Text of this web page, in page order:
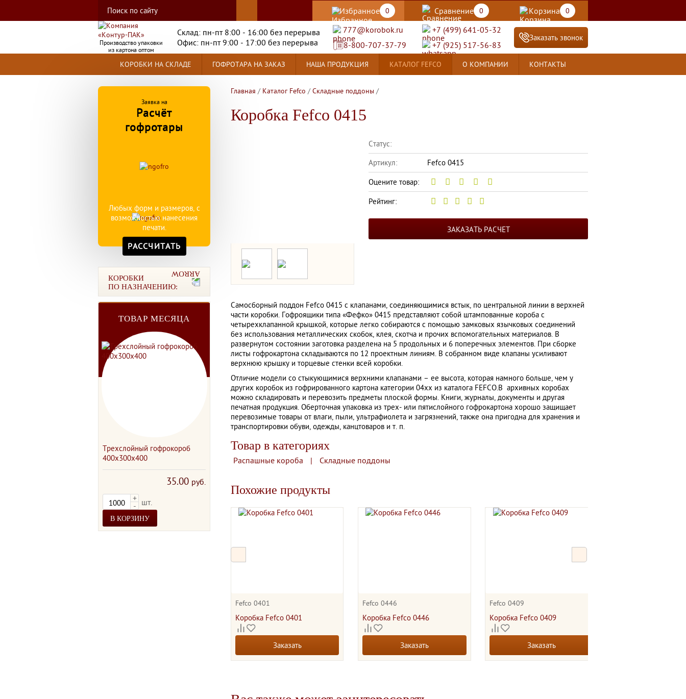
Избранное 0 Сравнение 0 Корзина 0
Производство упаковки
из картона оптом
Склад: пн-пт 8:00 - 16:00 без перерыва
Офис: пн-пт 9:00 - 17:00 без перерыва
777@korobok.ru
+7 (499) 641-05-32
8-800-707-37-79
+7 (925) 517-56-83
Заказать звонок
КОРОБКИ НА СКЛАДЕ ГОФРОТАРА НА ЗАКАЗ НАША ПРОДУКЦИЯ КАТАЛОГ FEFCO О КОМПАНИИ КОНТАКТЫ
Заявка на
Расчёт
гофротары
Любых форм и размеров, с
возможностью нанесения
печати.
РАССЧИТАТЬ
КОРОБКИ
ПО НАЗНАЧЕНИЮ:
ТОВАР МЕСЯЦА
Трехслойный гофрокороб
400х300х400
35.00 руб.
+
- шт.
В КОРЗИНУ
ТОВАР МЕСЯЦА
Четырехклапанный
гофрокороб 400*400*300 с
54.86 руб.
+
- шт.
ТОВАР МЕСЯЦА
Четырехклапанный
гофрокороб 135х113х65
-
В КОРЗИНУ
ТОВАР МЕСЯЦА
-
Главная / Каталог Fefco / Складные поддоны /
Коробка Fefco 0415
Статус:
Артикул:
Fefco 0415
Оцените товар:
Рейтинг:
ЗАКАЗАТЬ РАСЧЕТ
Самосборный поддон Fefco 0415 с клапанами, соединяющимися встык, по центральной линии в верхней
части коробки. Гофроящики типа «Фефко» 0415 представляют собой штампованные короба с
четырехклапанной крышкой, которые легко собираются с помощью замковых язычковых соединений
без использования металлических скобок, клея, скотча и прочих вспомогательных материалов. В
развернутом состоянии заготовка разделена на 5 продольных и 6 поперечных элементов. При сборке
листы гофрокартона складываются по 12 проектным линиям. В собранном виде клапаны усиливают
верхнюю крышку и торцевые стенки всей коробки.
Отличие модели со стыкующимися верхними клапанами – ее высота, которая намного больше, чем у
других коробок из гофрированного картона категории 04хх из каталога FEFCO.В архивных коробах
можно складировать и перевозить предметы плоской формы. Книги, журналы, документы и другая
печатная продукция. Оберточная упаковка из трех- или пятислойного гофрокартона хорошо защищает
перевозимые товары от влаги, пыли, ультрафиолета и загрязнений, также она пригодна для хранения и
транспортировки обуви, одежды, канцтоваров и т. п.
Товар в категориях
Распашные короба | Складные поддоны
Похожие продукты
Fefco 0401
Коробка Fefco 0401
Заказать
Fefco 0446
Коробка Fefco 0446
Заказать
Fefco 0409
Коробка Fefco 0409
Заказать